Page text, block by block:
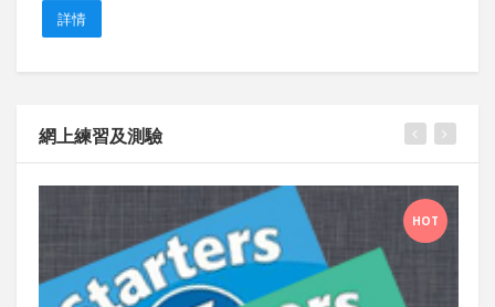
詳情
網上練習及測驗
HOT